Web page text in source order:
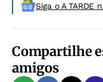
Siga o A TARDE
Compartilhe
amigos